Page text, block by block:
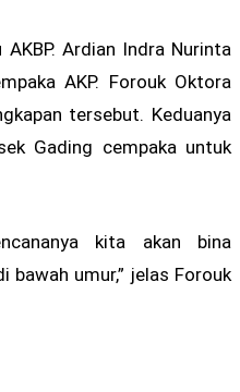
Ardian Indra Nurinta
AKP. Forouk Oktora
tersebut. Keduanya
Gading cempaka untuk
kita akan bina
bawah umur,” jelas Forouk